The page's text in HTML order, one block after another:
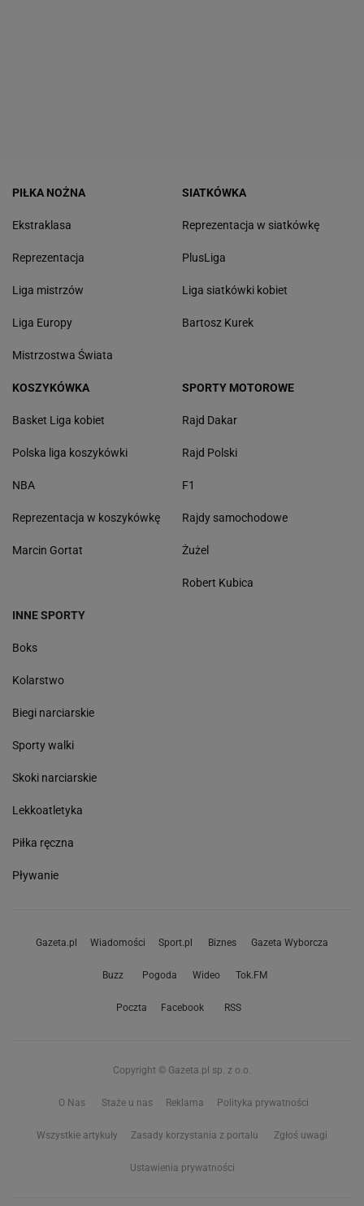
PIŁKA NOŻNA
Ekstraklasa
Reprezentacja
Liga mistrzów
Liga Europy
Mistrzostwa Świata
SIATKÓWKA
Reprezentacja w siatkówkę
PlusLiga
Liga siatkówki kobiet
Bartosz Kurek
KOSZYKÓWKA
Basket Liga kobiet
Polska liga koszykówki
NBA
Reprezentacja w koszykówkę
Marcin Gortat
SPORTY MOTOROWE
Rajd Dakar
Rajd Polski
F1
Rajdy samochodowe
Żużel
Robert Kubica
INNE SPORTY
Boks
Kolarstwo
Biegi narciarskie
Sporty walki
Skoki narciarskie
Lekkoatletyka
Piłka ręczna
Pływanie
Gazeta.pl Wiadomości Sport.pl Biznes Gazeta Wyborcza
Buzz Pogoda Wideo Tok.FM
Poczta Facebook RSS
Copyright © Gazeta.pl sp. z o.o.
O Nas Staże u nas Reklama Polityka prywatności
Wszystkie artykuły Zasady korzystania z portalu Zgłoś uwagi
Ustawienia prywatności